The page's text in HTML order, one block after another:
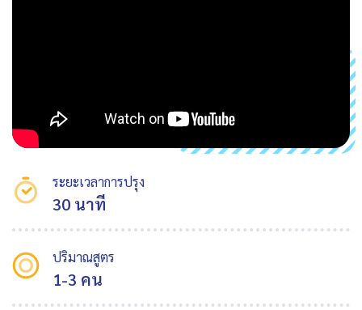
ระยะเวลาการปรุง
30 นาที
ปริมาณสูตร
1-3 คน